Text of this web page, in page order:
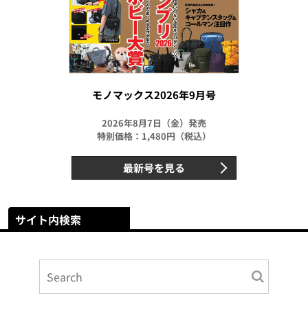
モノマックス2026年9月号
2026年8月7日（金）発売
特別価格：1,480円（税込）
最新号を見る
サイト内検索